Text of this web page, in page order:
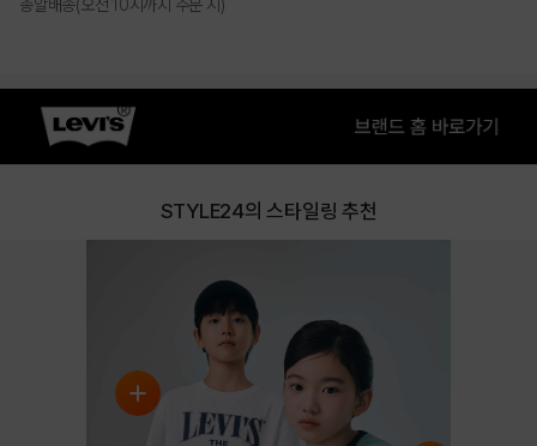
총알배송(오전 10시까지 주문 시)
STYLE24의 스타일링 추천